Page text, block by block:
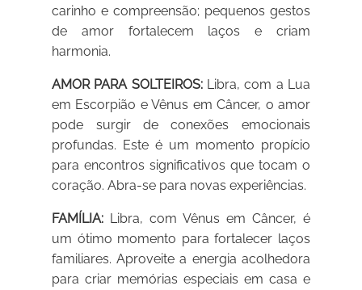
carinho e compreensão; pequenos gestos
de amor fortalecem laços e criam
harmonia.
AMOR PARA SOLTEIROS:Libra, com a Lua
em Escorpião e Vênus em Câncer, o amor
pode surgir de conexões emocionais
profundas. Este é um momento propício
para encontros significativos que tocam o
coração. Abra-se para novas experiências.
FAMÍLIA: Libra, com Vênus em Câncer, é
um ótimo momento para fortalecer laços
familiares. Aproveite a energia acolhedora
para criar memórias especiais em casa e